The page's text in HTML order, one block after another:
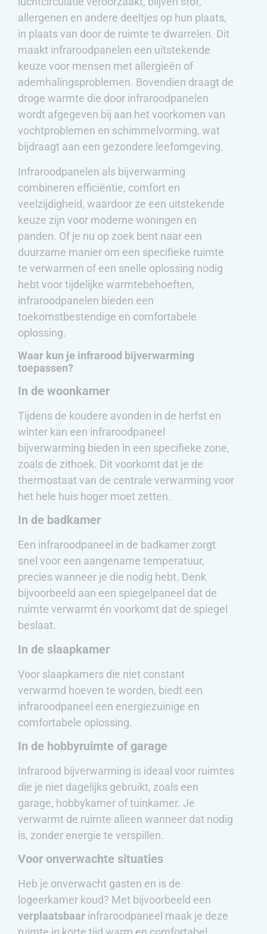
allergenen en andere deeltjes op hun plaats,
in plaats van door de ruimte te dwarrelen. Dit
maakt infraroodpanelen een uitstekende
keuze voor mensen met allergieën of
ademhalingsproblemen. Bovendien draagt de
droge warmte die door infraroodpanelen
wordt afgegeven bij aan het voorkomen van
vochtproblemen en schimmelvorming, wat
bijdraagt aan een gezondere leefomgeving.
Infraroodpanelen als bijverwarming
combineren efficiëntie, comfort en
veelzijdigheid, waardoor ze een uitstekende
keuze zijn voor moderne woningen en
panden. Of je nu op zoek bent naar een
duurzame manier om een specifieke ruimte
te verwarmen of een snelle oplossing nodig
hebt voor tijdelijke warmtebehoeften,
infraroodpanelen bieden een
toekomstbestendige en comfortabele
oplossing.
Waar kun je infrarood bijverwarming
toepassen?
In de woonkamer
Tijdens de koudere avonden in de herfst en
winter kan een infraroodpaneel
bijverwarming bieden in een specifieke zone,
zoals de zithoek. Dit voorkomt dat je de
thermostaat van de centrale verwarming voor
het hele huis hoger moet zetten.
In de badkamer
Een infraroodpaneel in de badkamer zorgt
snel voor een aangename temperatuur,
precies wanneer je die nodig hebt. Denk
bijvoorbeeld aan een spiegelpaneel dat de
ruimte verwarmt én voorkomt dat de spiegel
beslaat.
In de slaapkamer
Voor slaapkamers die niet constant
verwarmd hoeven te worden, biedt een
infraroodpaneel een energiezuinige en
comfortabele oplossing.
In de hobbyruimte of garage
Infrarood bijverwarming is ideaal voor ruimtes
die je niet dagelijks gebruikt, zoals een
garage, hobbykamer of tuinkamer. Je
verwarmt de ruimte alleen wanneer dat nodig
is, zonder energie te verspillen.
Voor onverwachte situaties
Heb je onverwacht gasten en is de
logeerkamer koud? Met bijvoorbeeld een
verplaatsbaar infraroodpaneel maak je deze